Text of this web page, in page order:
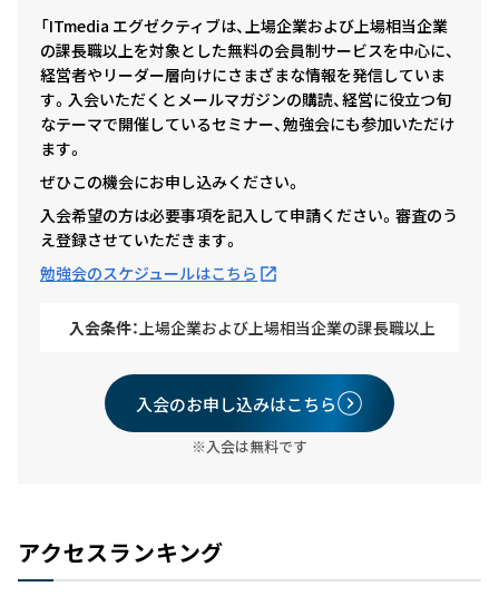
「ITmedia エグゼクティブは、上場企業および上場相当企業
の課長職以上を対象とした無料の会員制サービスを中心に、
経営者やリーダー層向けにさまざまな情報を発信していま
す。入会いただくとメールマガジンの購読、経営に役立つ旬
なテーマで開催しているセミナー、勉強会にも参加いただけ
ます。
ぜひこの機会にお申し込みください。
入会希望の方は必要事項を記入して申請ください。審査のう
え登録させていただきます。
勉強会のスケジュールはこちら
入会条件：上場企業および上場相当企業の課長職以上
入会のお申し込みはこちら
※入会は無料です
アクセスランキング